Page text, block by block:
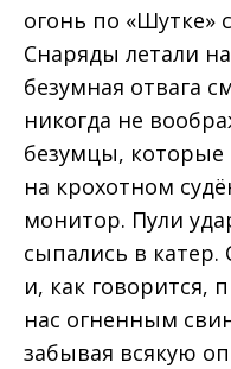
огонь по «Шутке»
Снаряды летали
безумная отвага
никогда не
безумцы, которые
на крохотном
монитор. Пули
сыпались в катер.
и, как говорится,
нас огненным
забывая всякую